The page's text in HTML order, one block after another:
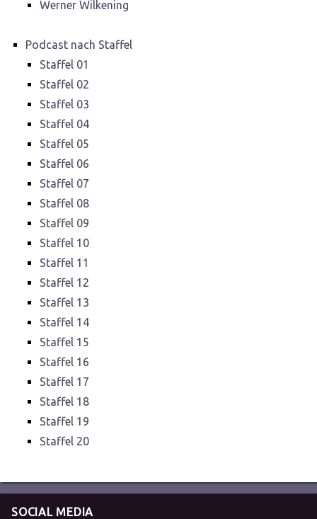
Werner Wilkening
Podcast nach Staffel
Staffel 01
Staffel 02
Staffel 03
Staffel 04
Staffel 05
Staffel 06
Staffel 07
Staffel 08
Staffel 09
Staffel 10
Staffel 11
Staffel 12
Staffel 13
Staffel 14
Staffel 15
Staffel 16
Staffel 17
Staffel 18
Staffel 19
Staffel 20
SOCIAL MEDIA